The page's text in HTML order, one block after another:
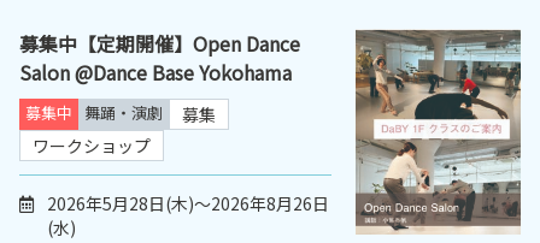
募集中【定期開催】Open Dance
Salon @Dance Base Yokohama
募集中 舞踊・演劇
募集
ワークショップ
2026年5月28日(木)～2026年8月26日
(水)